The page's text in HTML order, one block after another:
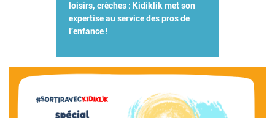
loisirs, crèches : Kidiklik met son
expertise au service des pros de
l'enfance !